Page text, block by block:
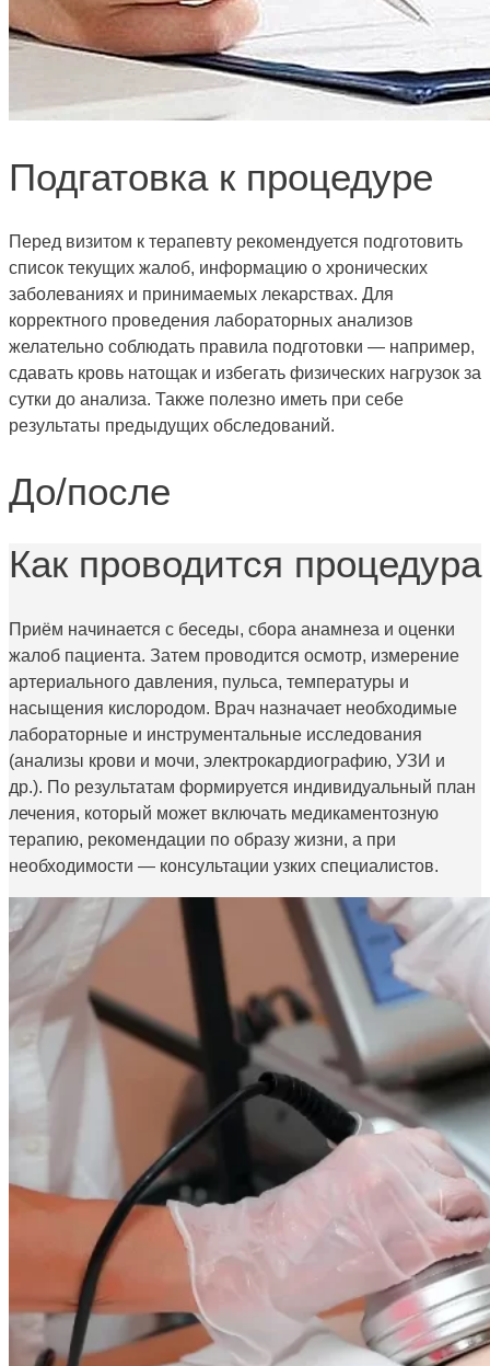
Подгатовка к процедуре
Перед визитом к терапевту рекомендуется подготовить
список текущих жалоб, информацию о хронических
заболеваниях и принимаемых лекарствах. Для
корректного проведения лабораторных анализов
желательно соблюдать правила подготовки — например,
сдавать кровь натощак и избегать физических нагрузок за
сутки до анализа. Также полезно иметь при себе
результаты предыдущих обследований.
До/после
Как проводится процедура
Приём начинается с беседы, сбора анамнеза и оценки
жалоб пациента. Затем проводится осмотр, измерение
артериального давления, пульса, температуры и
насыщения кислородом. Врач назначает необходимые
лабораторные и инструментальные исследования
(анализы крови и мочи, электрокардиографию, УЗИ и
др.). По результатам формируется индивидуальный план
лечения, который может включать медикаментозную
терапию, рекомендации по образу жизни, а при
необходимости — консультации узких специалистов.